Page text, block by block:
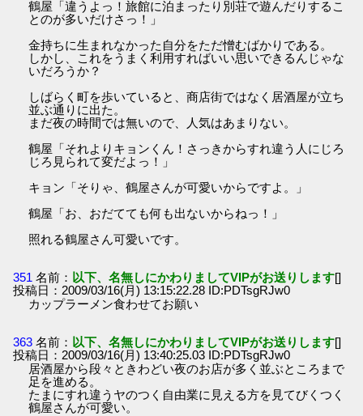
鶴屋「違うよっ！旅館に泊まったり別荘で遊んだりするこ
とのが多いだけさっ！」
金持ちに生まれなかった自分をただ憎むばかりである。
しかし、これをうまく利用すればいい思いできるんじゃな
いだろうか？
しばらく町を歩いていると、商店街ではなく居酒屋が立ち
並ぶ通りに出た。
まだ夜の時間では無いので、人気はあまりない。
鶴屋「それよりキョンくん！さっきからすれ違う人にじろ
じろ見られて変だよっ！」
キョン「そりゃ、鶴屋さんが可愛いからですよ。」
鶴屋「お、おだてても何も出ないからねっ！」
照れる鶴屋さん可愛いです。
351 名前： 以下、名無しにかわりましてVIPがお送りします[]
投稿日：2009/03/16(月) 13:15:22.28 ID:PDTsgRJw0
カップラーメン食わせてお願い
363 名前： 以下、名無しにかわりましてVIPがお送りします[]
投稿日：2009/03/16(月) 13:40:25.03 ID:PDTsgRJw0
居酒屋から段々ときわどい夜のお店が多く並ぶところまで
足を進める。
たまにすれ違うヤのつく自由業に見える方を見てびくつく
鶴屋さんが可愛い。